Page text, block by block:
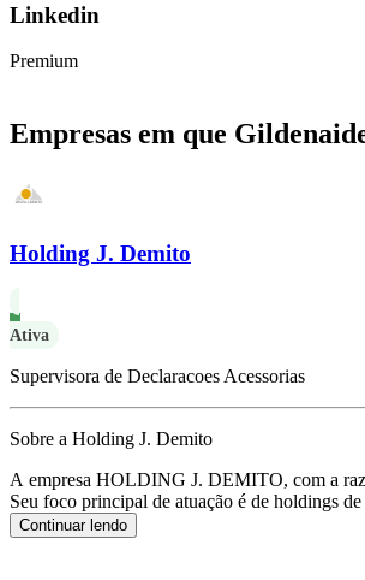
Linkedin
Premium
Empresas em que
Holding J. Demito
Ativa
Supervisora de Declaracoes Acessorias
Sobre a Holding J. Demito
A empresa HOLDING J. DEMITO, com a
Seu foco principal de atuação é de holdings
Continuar lendo